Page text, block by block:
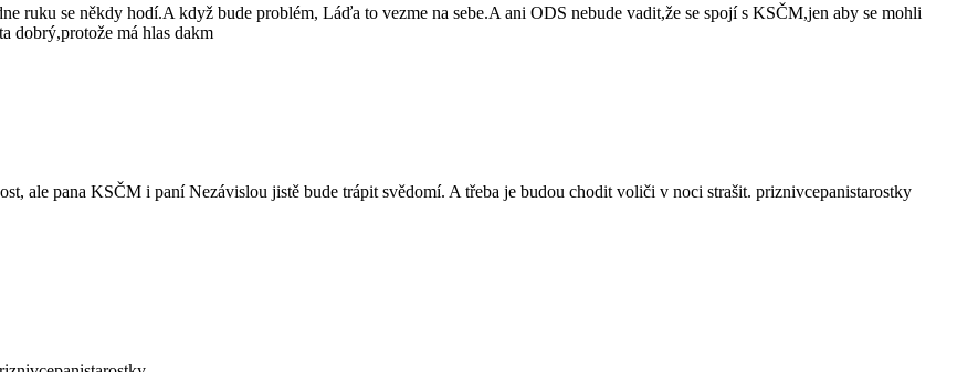
ruku se někdy hodí.A když bude problém, Láďa to vezme na sebe.A ani ODS nebude vadit,že se spojí s KSČM,jen aby se mohli
dobrý,protože má hlas dakm
ale pana KSČM i paní Nezávislou jistě bude trápit svědomí. A třeba je budou chodit voliči v noci strašit. priznivcepanistarostky